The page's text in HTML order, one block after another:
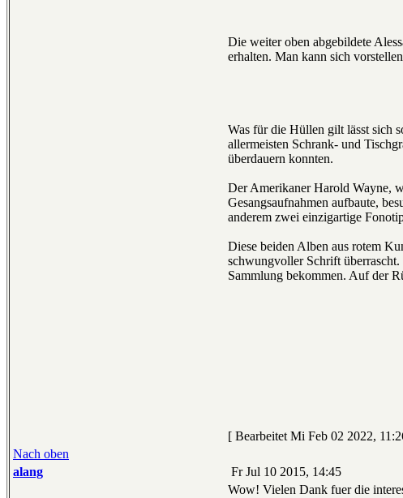
Die weiter oben abgebildete
erhalten. Man kann sich
Was für die Hüllen gilt lässt sich
allermeisten Schrank- und
überdauern konnten.
Der Amerikaner Harold Wayne,
Gesangsaufnahmen aufbaute,
anderem zwei einzigartige
Diese beiden Alben aus rotem
schwungvoller Schrift
Sammlung bekommen. Auf der
[ Bearbeitet Mi Feb 02 2022,
Nach oben
alang
Fr Jul 10 2015, 14:45
Wow! Vielen Dank fuer die